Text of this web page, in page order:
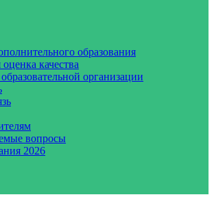
образования
качества
организации
вопросы
2026